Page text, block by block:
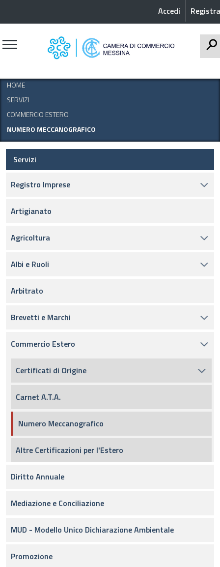
Accedi
HOME
SERVIZI
COMMERCIO ESTERO
NUMERO MECCANOGRAFICO
Servizi
Registro Imprese
Artigianato
Agricoltura
Albi e Ruoli
Arbitrato
Brevetti e Marchi
Commercio Estero
Certificati di Origine
Carnet A.T.A.
Numero Meccanografico
Altre Certificazioni per l'Estero
Diritto Annuale
Mediazione e Conciliazione
MUD - Modello Unico Dichiarazione Ambientale
Promozione